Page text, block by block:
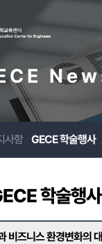
사항 GECE 학술행사
학술행사
비즈니스 환경변화의